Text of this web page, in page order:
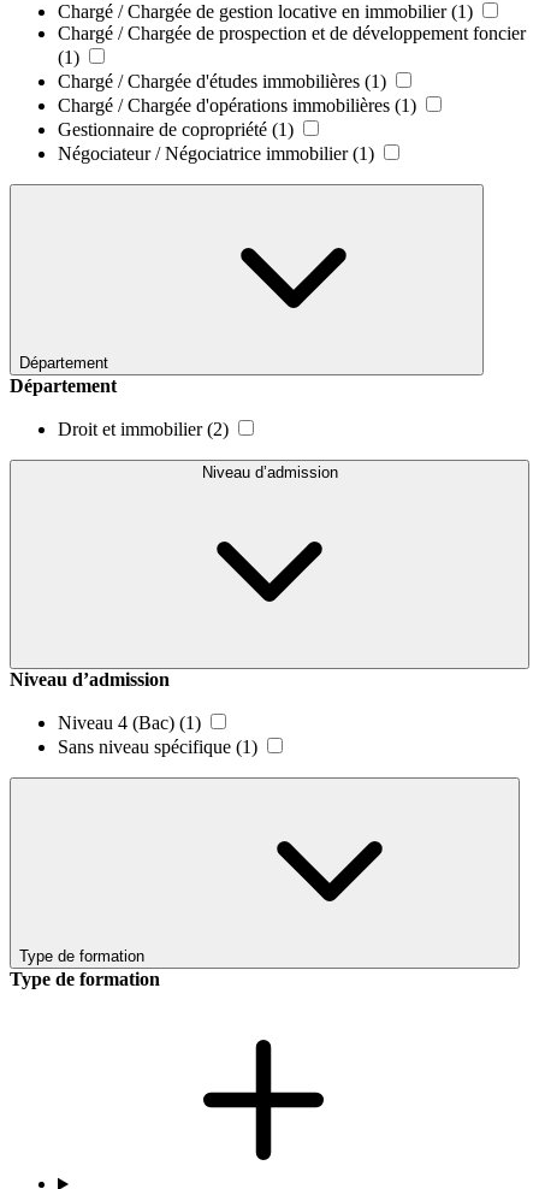
Chargé / Chargée de gestion locative en immobilier (1)
Chargé / Chargée de prospection et de développement foncier
(1)
Chargé / Chargée d'études immobilières (1)
Chargé / Chargée d'opérations immobilières (1)
Gestionnaire de copropriété (1)
Négociateur / Négociatrice immobilier (1)
Département
Département
Droit et immobilier (2)
Niveau d’admission
Niveau d’admission
Niveau 4 (Bac) (1)
Sans niveau spécifique (1)
Type de formation
Type de formation